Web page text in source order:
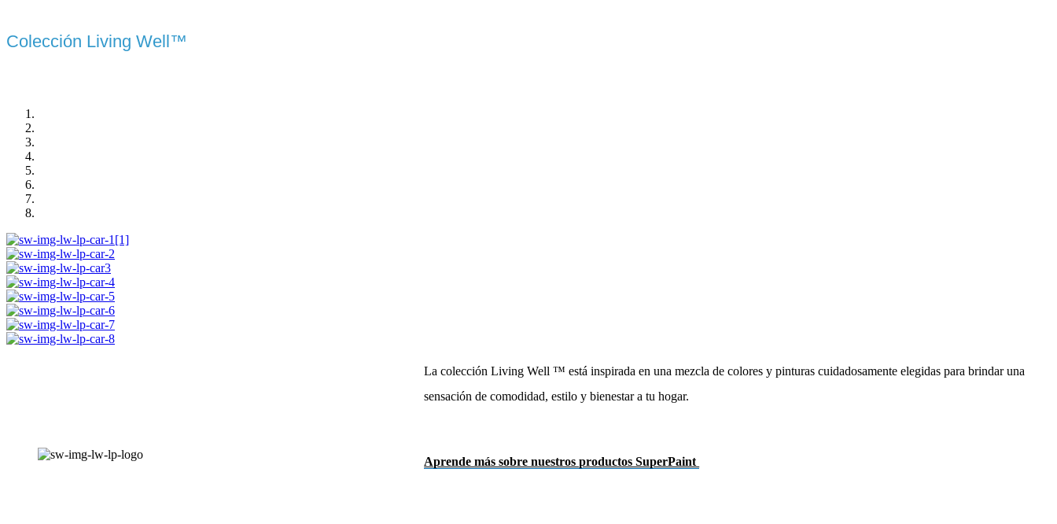
Colección Living Well™
La colección Living Well ™ está inspirada en una mezcla de colores y pinturas cuidadosamente elegidas para brindar una
sensación de comodidad, estilo y bienestar a tu hogar.
Aprende más sobre nuestros productos SuperPaint